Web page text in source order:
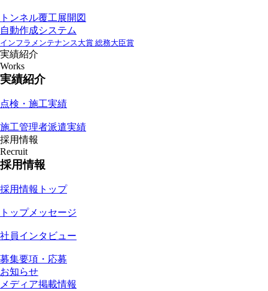
トンネル覆工展開図
自動作成システム
インフラメンテナンス大賞 総務大臣賞
実績紹介
Works
実績紹介
点検・施工実績
施工管理者派遣実績
採用情報
Recruit
採用情報
採用情報トップ
トップメッセージ
社員インタビュー
募集要項・応募
お知らせ
メディア掲載情報